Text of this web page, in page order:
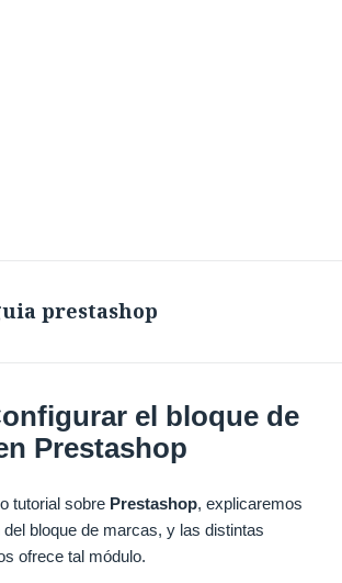
prestashop
el bloque de
Prestashop
tutorial sobre Prestashop, explicaremos
del bloque de marcas, y las distintas
ofrece tal módulo.